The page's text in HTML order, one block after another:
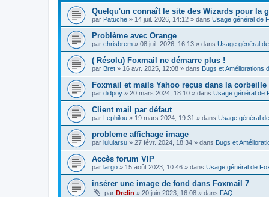
Quelqu'un connaît le site des Wizards pour la
par Patuche » 14 juil. 2026, 14:12 » dans Usage général de
Problème avec Orange
par chrisbrem » 08 juil. 2026, 16:13 » dans Usage général
( Résolu) Foxmail ne démarre plus !
par Bret » 16 avr. 2025, 12:08 » dans Bugs et Améliorations
Foxmail et mails Yahoo reçus dans la corbeille
par didpoy » 20 mars 2024, 18:10 » dans Usage général de
Client mail par défaut
par Lephilou » 19 mars 2024, 19:31 » dans Usage général
probleme affichage image
par lulularsu » 27 févr. 2024, 18:34 » dans Bugs et
Accès forum VIP
par largo » 15 août 2023, 10:46 » dans Usage général de
insérer une image de fond dans Foxmail 7
par Drelin » 20 juin 2023, 16:08 » dans FAQ